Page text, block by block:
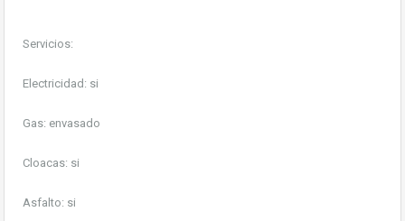
Servicios:
Electricidad: si
Gas: envasado
Cloacas: si
Asfalto: si